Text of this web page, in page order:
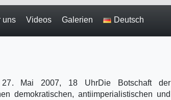
uns Videos Galerien Deutsch
27. Mai 2007, 18 UhrDie Botschaft der
demokratischen, antiimperialistischen und